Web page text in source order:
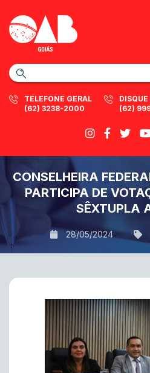
TELEFONE GERAL
(62) 3238-2000
(62)
CONSELHEIRA
PARTICIPA DE
SÊXTUPLA
28/05/2024